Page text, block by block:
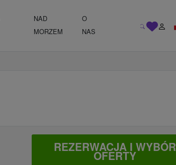
NAD
MORZEM
O
NAS
REZERWACJA I WYBÓR
OFERTY